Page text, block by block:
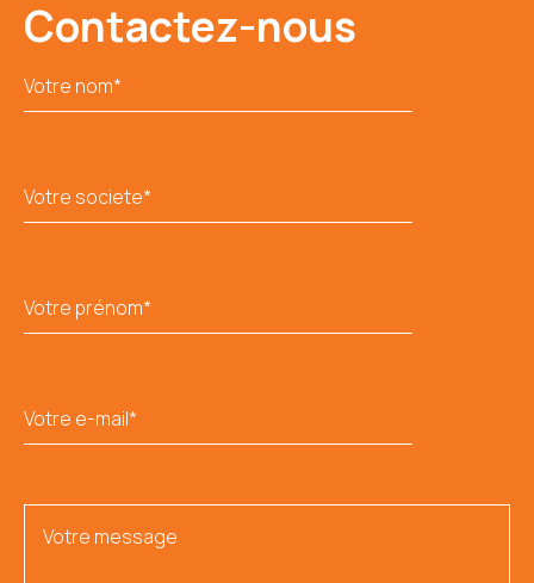
Contactez-nous